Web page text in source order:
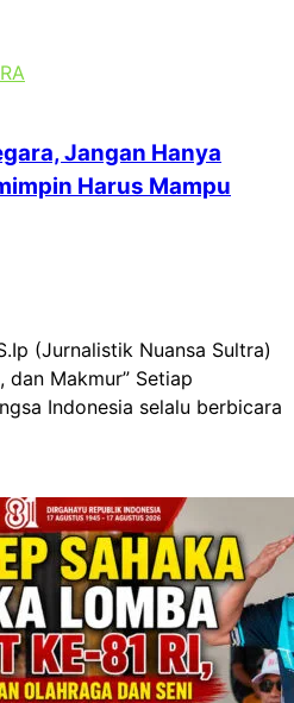
Jangan Hanya
Harus Mampu
(Jurnalistik Nuansa Sultra)
dan Makmur” Setiap
Indonesia selalu berbicara